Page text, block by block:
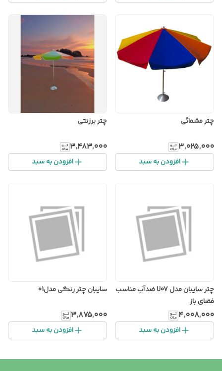
چتر مشمائی
۳٬۰۲۵٬۰۰۰
افزودن به سبد
چتر برزنتی
۳٬۴۸۳٬۰۰۰
افزودن به سبد
چتر سایبان مدل U07 ضدآب مناسب
فضای باز
۴٬۰۰۸٬۰۰۰
افزودن به سبد
سایبان چتر رنگی مدل01
۳٬۸۷۵٬۰۰۰
افزودن به سبد